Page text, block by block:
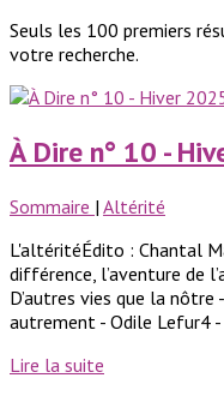
Seuls les 100 premiers
votre recherche.
À Dire n° 10 -
Sommaire | Altérité
L'altéritéÉdito : Chantal
différence, l’aventure de
D’autres vies que la nôtre
autrement - Odile Lefur4 -
Lire la suite